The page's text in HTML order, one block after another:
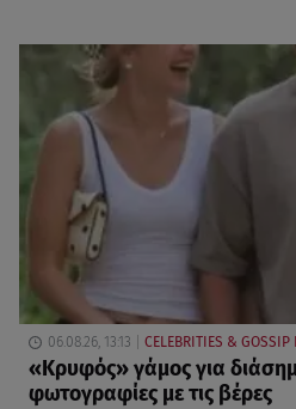
06.08.26, 13:13 CELEBRITIES &
«Κρυφός» γάμος για
φωτογραφίες με τις βέρες